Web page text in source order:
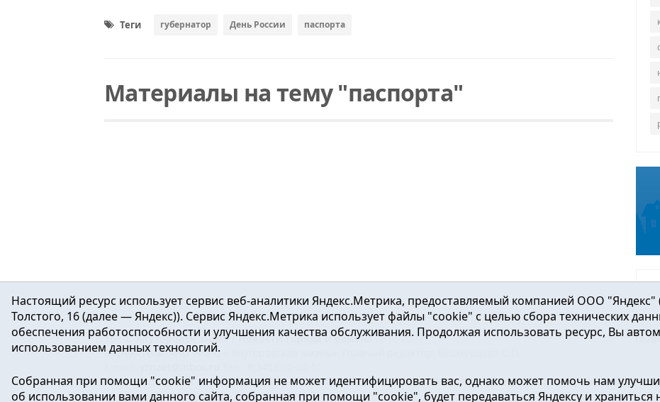
Теги губернатор День России паспорта
Материалы на тему "паспорта"
16+ ©Ялуторовск знает / Новости города и района2016-2023
Учредитель: АНО «ИИЦ « Ялуторовская жизнь». Главный редактор: Вешкурцева С.П.
Регистрационный номер ЭЛ № ФС 77-64937 от 24.02.2016г. выдан Федеральной службой по надзору в сфере
массовых коммуникаций.
Настоящий ресурс использует сервис веб-аналитики Яндекс.Метрика, предоставляемый компанией ООО "Яндекс"
Толстого, 16 (далее — Яндекс)). Сервис Яндекс.Метрика использует файлы "cookie" с целью сбора технических
обеспечения работоспособности и улучшения качества обслуживания. Продолжая использовать ресурс, Вы
использованием данных технологий.
Собранная при помощи "cookie" информация не может идентифицировать вас, однако может помочь нам
об использовании вами данного сайта, собранная при помощи "cookie", будет передаваться Яндексу и храниться